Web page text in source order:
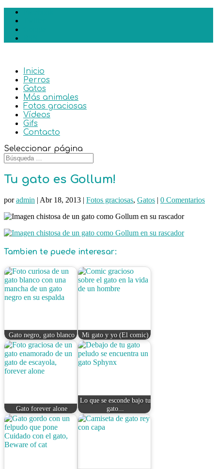
Inicio
Perros
Gatos
Más animales
Fotos graciosas
Vídeos
Gifs
Contacto
Seleccionar página
Tu gato es Gollum!
poradmin | Abr 18, 2013 | Fotos graciosas, Gatos | 0 Comentarios
Tambien te puede interesar:
Gato negro, gato blanco Mi gato y yo (El comic)
Gato forever alone
Lo que se esconde bajo tu
gato...